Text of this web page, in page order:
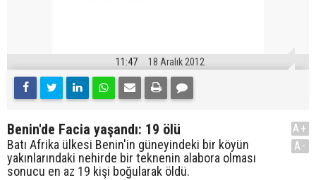
11:47 18 Aralık 2012
Benin'de Facia yaşandı: 19 ölü
Batı Afrika ülkesi Benin'in güneyindeki bir köyün
yakınlarındaki nehirde bir teknenin alabora olması
sonucu en az 19 kişi boğularak öldü.
A+
A-